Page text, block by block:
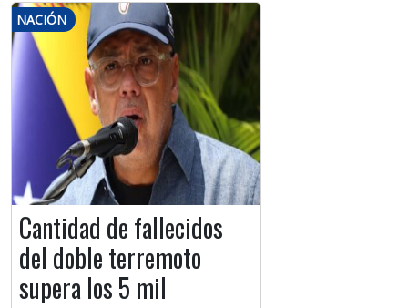
NACIÓN
Cantidad de fallecidos
del doble terremoto
supera los 5 mil